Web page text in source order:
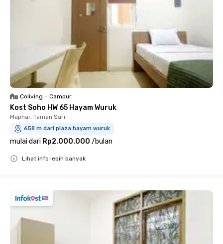
Coliving • Campur
Kost Soho HW 65 Hayam Wuruk
Maphar, Taman Sari
658 m dari plaza hayam wuruk
mulai dari Rp2.000.000 /bulan
Lihat info lebih banyak